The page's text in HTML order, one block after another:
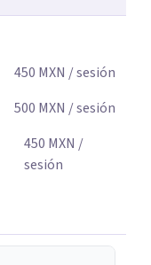
450 MXN / sesión
500 MXN / sesión
450 MXN /
sesión